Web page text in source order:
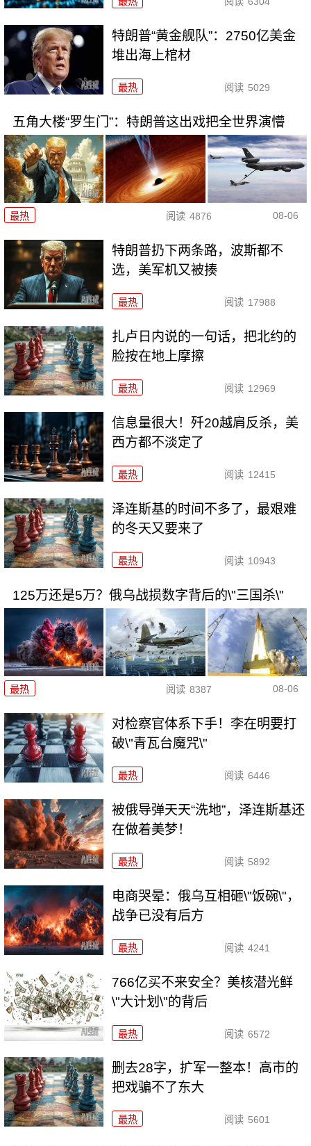
特朗普“黄金舰队”：2750亿美金
堆出海上棺材
最热 阅读 5029
五角大楼“罗生门”：特朗普这出戏把全世界演懵
最热 阅读 4876 08-06
特朗普扔下两条路，波斯都不
选，美军机又被揍
最热 阅读 17988
扎卢日内说的一句话，把北约的
脸按在地上摩擦
最热 阅读 12969
信息量很大！歼20越肩反杀，美
西方都不淡定了
最热 阅读 12415
泽连斯基的时间不多了，最艰难
的冬天又要来了
最热 阅读 10943
125万还是5万？俄乌战损数字背后的\"三国杀\"
最热 阅读 8387 08-06
对检察官体系下手！李在明要打
破\"青瓦台魔咒\"
最热 阅读 6446
被俄导弹天天“洗地”，泽连斯基还
在做着美梦！
最热 阅读 5892
电商哭晕：俄乌互相砸\"饭碗\"，
战争已没有后方
最热 阅读 4241
766亿买不来安全？美核潜光鲜
\"大计划\"的背后
最热 阅读 6572
删去28字，扩军一整本！高市的
把戏骗不了东大
最热 阅读 5601